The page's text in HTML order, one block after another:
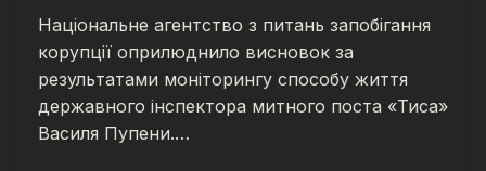
Національне агентство з питань запобігання
корупції оприлюднило висновок за
результатами моніторингу способу життя
державного інспектора митного поста «Тиса»
Василя Пупени.…